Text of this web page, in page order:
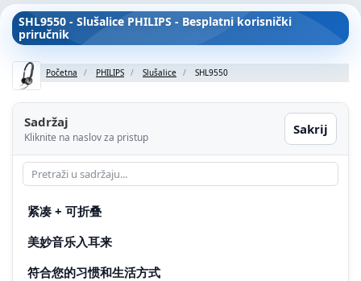
SHL9550 - Slušalice PHILIPS - Besplatni korisnički
priručnik
Početna PHILIPS Slušalice SHL9550
Sadržaj
Kliknite na naslov za pristup
Sakrij
紧凑 + 可折叠
美妙音乐入耳来
符合您的习惯和生活方式